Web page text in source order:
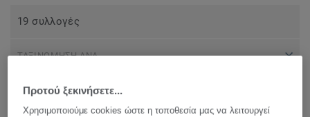
19 συλλογές
ΤΑΞΙΝΟΜΗΣΗ ΑΝΑ
Προτού ξεκινήσετε...
Χρησιμοποιούμε cookies ώστε η τοποθεσία μας να λειτουργεί